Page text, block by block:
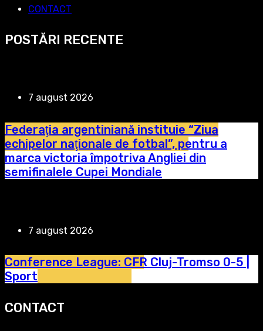
CONTACT
POSTĂRI RECENTE
7 august 2026
Federaţia argentiniană instituie “Ziua
echipelor naţionale de fotbal”, pentru a
marca victoria împotriva Angliei din
semifinalele Cupei Mondiale
7 august 2026
Conference League: CFR Cluj-Tromso 0-5 |
Sport
CONTACT